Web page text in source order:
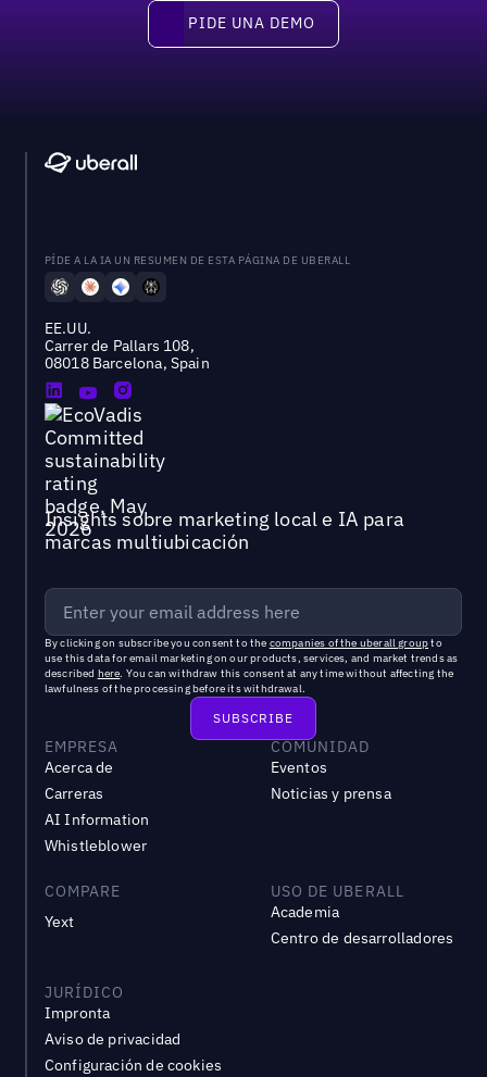
Pide una demo
PIDE UNA DEMO
PÍDE A LA IA UN RESUMEN DE ESTA PÁGINA DE UBERALL
EE.UU.
Carrer de Pallars 108,
08018 Barcelona, Spain
Insights sobre marketing local e IA para
marcas multiubicación
By clicking on subscribe you consent to the companies of the uberall groupto
use this data for email marketing on our products, services, and market trends as
described here. You can withdraw this consent at any time without affecting the
lawfulness of the processing before its withdrawal.
EMPRESA
Acerca de
Carreras
AI Information
Whistleblower
COMUNIDAD
Eventos
Noticias y prensa
COMPARE
Yext
USO DE UBERALL
Academia
Centro de desarrolladores
JURÍDICO
Impronta
Aviso de privacidad
Configuración de cookies